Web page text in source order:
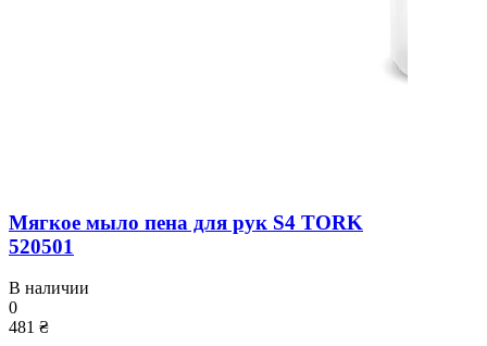
Мягкое мыло пена для рук S4 TORK
520501
В наличии
0
481 ₴